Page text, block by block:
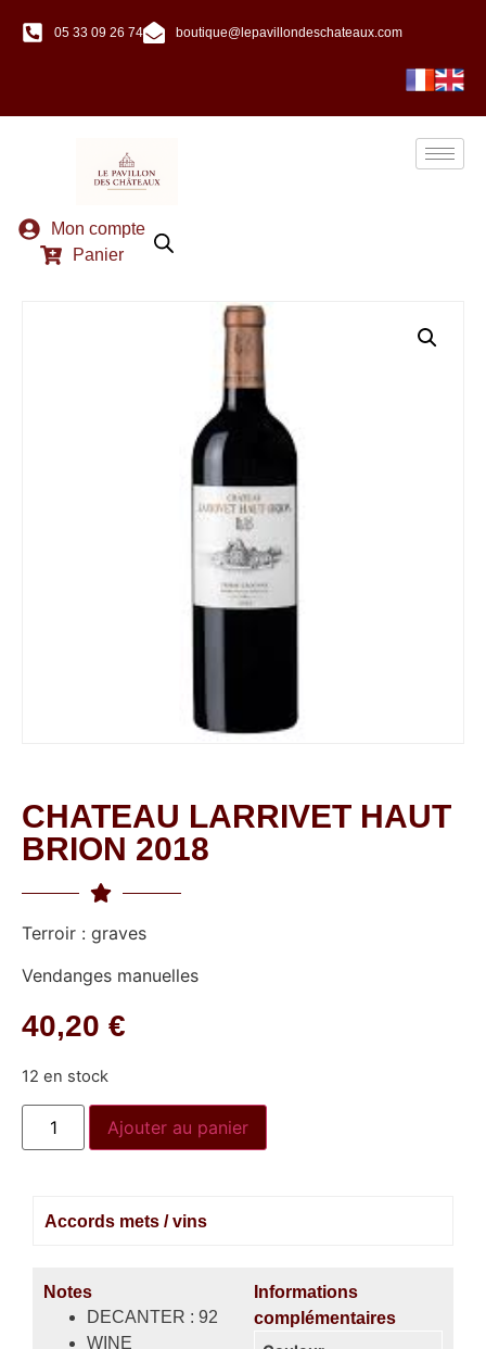
05 33 09 26 74 boutique@lepavillondeschateaux.com
Mon compte
Panier
CHATEAU LARRIVET HAUT
BRION 2018
Terroir : graves
Vendanges manuelles
40,20 €
12 en stock
Ajouter au panier
Accords mets / vins
Notes
DECANTER : 92
WINE
Informations
complémentaires